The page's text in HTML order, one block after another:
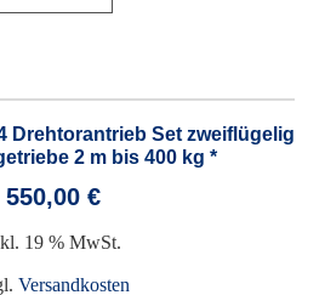
Drehtorantrieb Set zweiflügelig
2 m bis 400 kg *
550,00 €
19 % MwSt.
Versandkosten